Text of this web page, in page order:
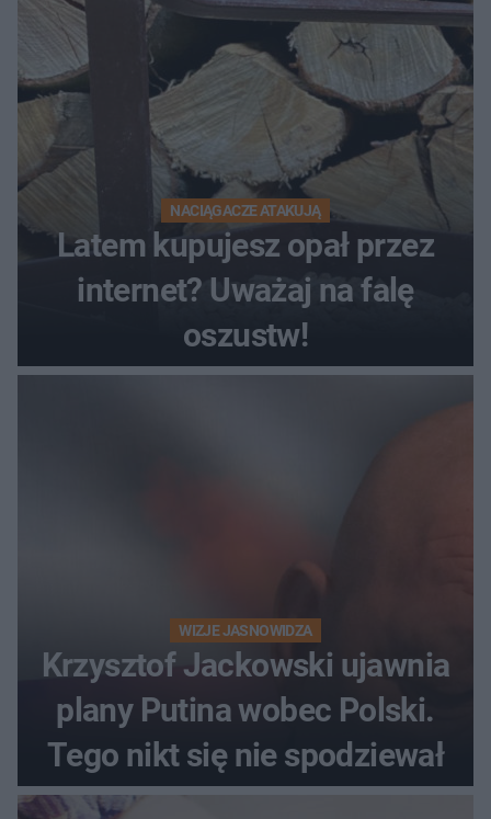
NACIĄGACZE ATAKUJĄ
Latem kupujesz opał przez
internet? Uważaj na falę
oszustw!
WIZJE JASNOWIDZA
Krzysztof Jackowski ujawnia
plany Putina wobec Polski.
Tego nikt się nie spodziewał